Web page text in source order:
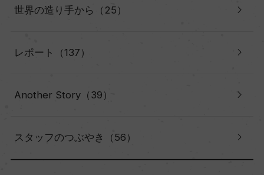
世界の造り手から（25）
レポート（137）
Another Story（39）
スタッフのつぶやき（56）